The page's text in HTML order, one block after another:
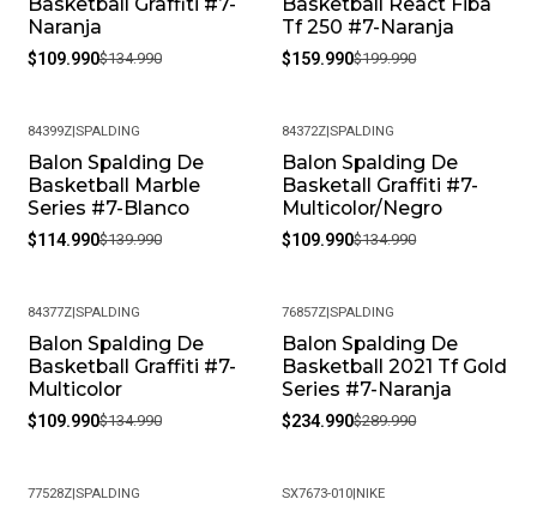
Naranja
$109.990$134.990
Tf 250 #7-Naranja
$159.990$199.990
-18%
84399Z| SPALDING
Balon Spalding De
Basketball Marble
Series #7-Blanco
$114.990$139.990
-19%
84372Z |SPALDING
Balon Spalding De
Basketall Graffiti #7-
Multicolor/Negro
$109.990$134.990
-19%
84377Z|SPALDING
Balon Spalding De
Basketball Graffiti #7-
Multicolor
$109.990$134.990
-19%
76857Z|SPALDING
Balon Spalding De
Basketball 2021 Tf Gold
Series #7-Naranja
$234.990$289.990
77528Z|SPALDING SX7673-010|NIKE